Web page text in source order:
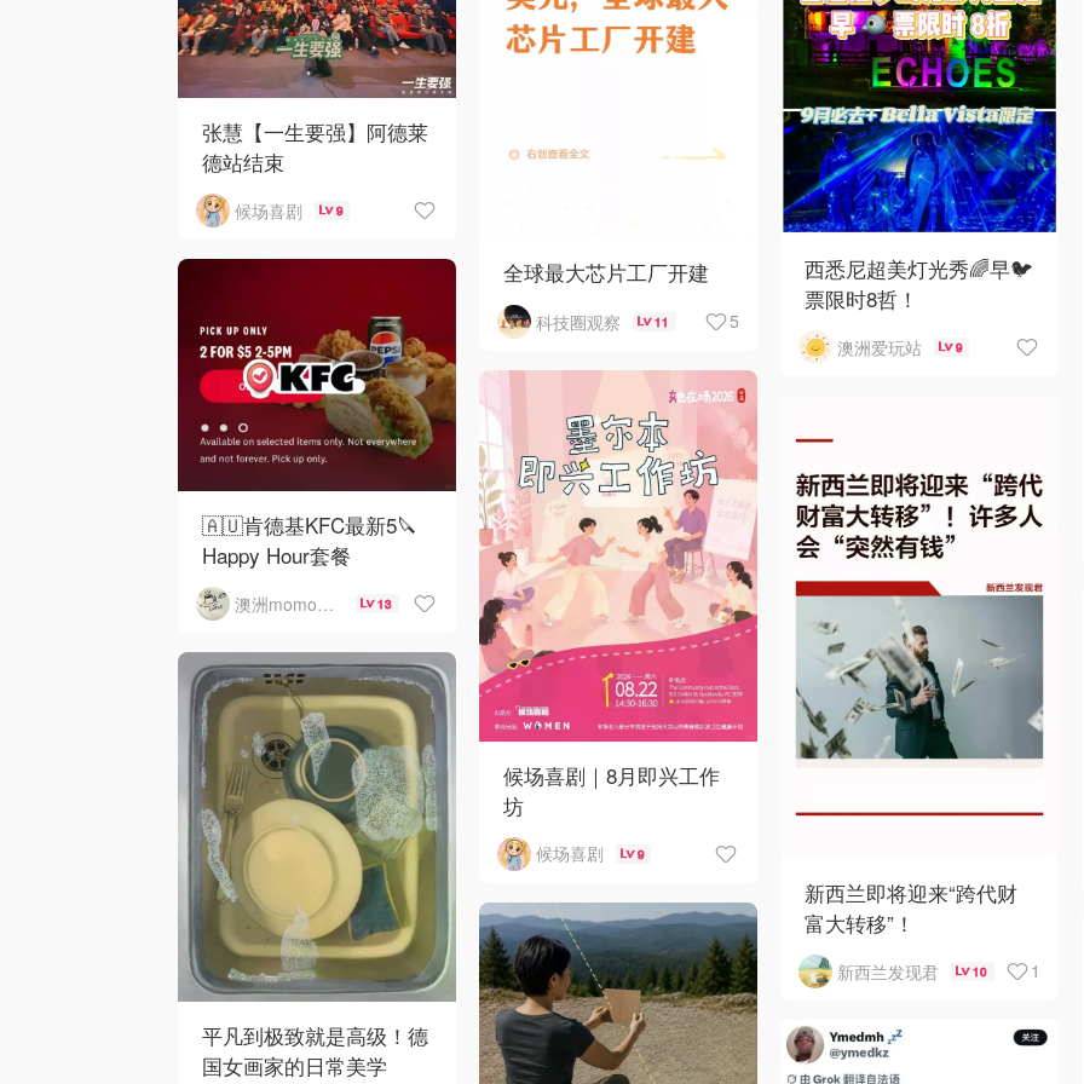
全球最大芯片工厂开建
科技圈观察 11 5
西悉尼超美灯光秀🌈早🐦
票限时8哲！
澳洲爱玩站 9
张慧【一生要强】阿德莱
德站结束
候场喜剧 9
🇦🇺肯德基KFC最新5🔪
Happy Hour套餐
澳洲momo爱吃 13
候场喜剧｜8月即兴工作
坊
候场喜剧 9
新西兰即将迎来“跨代财
富大转移”！
新西兰发现君 10 1
平凡到极致就是高级！德
国女画家的日常美学